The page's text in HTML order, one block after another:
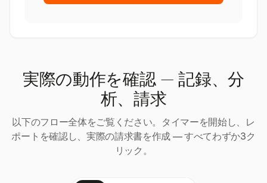
実際の動作を確認 — 記録、分
析、請求
以下のフロー全体をご覧ください。タイマーを開始し、レ
ポートを確認し、実際の請求書を作成 — すべてわずか3ク
リック。